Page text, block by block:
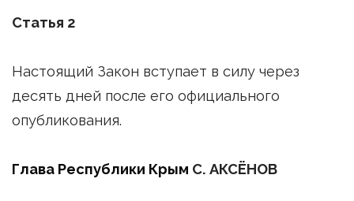
Статья 2
Настоящий Закон вступает в силу через
десять дней после его официального
опубликования.
Глава Республики Крым С. АКСЁНОВ